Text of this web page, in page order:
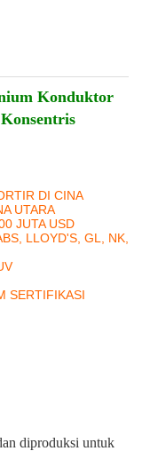
Konduktor
DI CINA
UTARA
JUTA USD
LLOYD'S, GL, NK,
SERTIFIKASI
diproduksi untuk